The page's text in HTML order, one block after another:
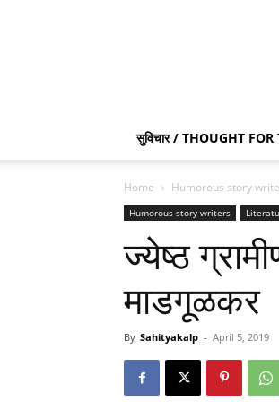
सुविचार / THOUGHT
Home Humorous story
Humorous story writers
ज्येष्ठ
माडगूळकर
By Sahityakalp - April 5, 2019